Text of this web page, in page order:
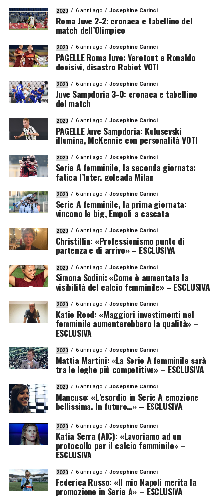
2020 6 anni ago Josephine Carinci
Roma Juve 2-2: cronaca e tabellino del
match dell’Olimpico
2020 6 anni ago Josephine Carinci
PAGELLE Roma Juve: Veretout e Ronaldo
decisivi, disastro Rabiot VOTI
2020 6 anni ago Josephine Carinci
Juve Sampdoria 3-0: cronaca e tabellino
del match
2020 6 anni ago Josephine Carinci
PAGELLE Juve Sampdoria: Kulusevski
illumina, McKennie con personalità VOTI
2020 6 anni ago Josephine Carinci
Serie A femminile, la seconda giornata:
fatica l’Inter, goleada Milan
2020 6 anni ago Josephine Carinci
Serie A femminile, la prima giornata:
vincono le big, Empoli a cascata
2020 6 anni ago Josephine Carinci
Christillin: «Professionismo punto di
partenza e di arrivo» – ESCLUSIVA
2020 6 anni ago Josephine Carinci
Simona Sodini: «Come è aumentata la
visibilità del calcio femminile» – ESCLUSIVA
2020 6 anni ago Josephine Carinci
Katie Rood: «Maggiori investimenti nel
femminile aumenterebbero la qualità» –
ESCLUSIVA
2020 6 anni ago Josephine Carinci
Mattia Martini: «La Serie A femminile sarà
tra le leghe più competitive» – ESCLUSIVA
2020 6 anni ago Josephine Carinci
Mancuso: «L’esordio in Serie A emozione
bellissima. In futuro…» – ESCLUSIVA
2020 6 anni ago Josephine Carinci
Katia Serra (AIC): «Lavoriamo ad un
protocollo per il calcio femminile» –
ESCLUSIVA
2020 6 anni ago Josephine Carinci
Federica Russo: «Il mio Napoli merita la
promozione in Serie A» – ESCLUSIVA